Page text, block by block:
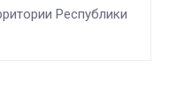
Республики